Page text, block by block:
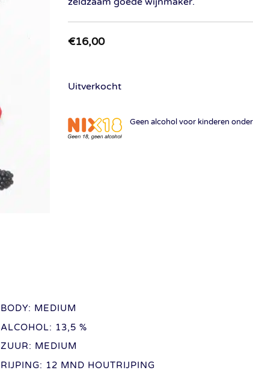
€16,00
Uitverkocht
Geen alcohol voor kinderen
BODY: MEDIUM
ALCOHOL: 13,5 %
ZUUR: MEDIUM
RIJPING: 12 MND HOUTRIJPING